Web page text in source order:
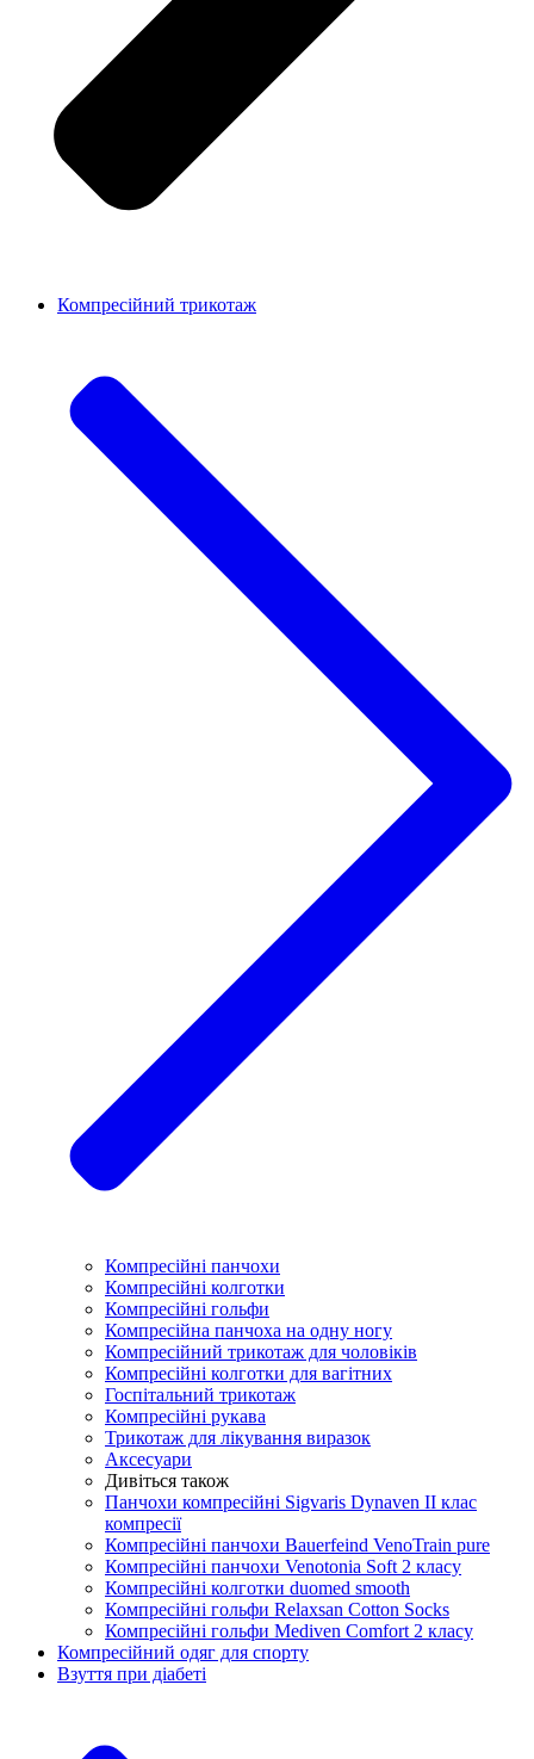
Компресійний трикотаж
Компресійні панчохи
Компресійні колготки
Компресійні гольфи
Компресійна панчоха на одну ногу
Компресійний трикотаж для чоловіків
Компресійні колготки для вагітних
Госпітальний трикотаж
Компресійні рукава
Трикотаж для лікування виразок
Аксесуари
Дивіться також
Панчохи компресійні Sigvaris Dynaven II клас
компресії
Компресійні панчохи Bauerfeind VenoTrain pure
Компресійні панчохи Venotonia Soft 2 класу
Компресійні колготки duomed smooth
Компресійні гольфи Relaxsan Cotton Socks
Компресійні гольфи Mediven Comfort 2 класу
Компресійний одяг для спорту
Взуття при діабеті